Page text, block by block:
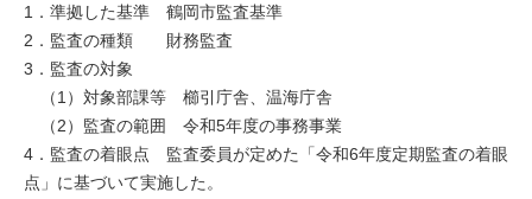
1．準拠した基準 鶴岡市監査基準
2．監査の種類 財務監査
3．監査の対象
（1）対象部課等 櫛引庁舎、温海庁舎
（2）監査の範囲 令和5年度の事務事業
4．監査の着眼点 監査委員が定めた「令和6年度定期監査の着眼
点」に基づいて実施した。